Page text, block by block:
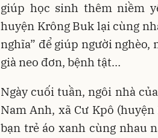
giúp học sinh thêm niềm
huyện Krông Buk lại cùng
nghĩa” để giúp người
già neo đơn, bệnh tật…
Ngày cuối tuần, ngôi nhà
Nam Anh, xã Cư Kpô
bạn trẻ áo xanh cùng nhau